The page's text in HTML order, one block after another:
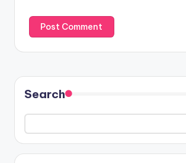
Search